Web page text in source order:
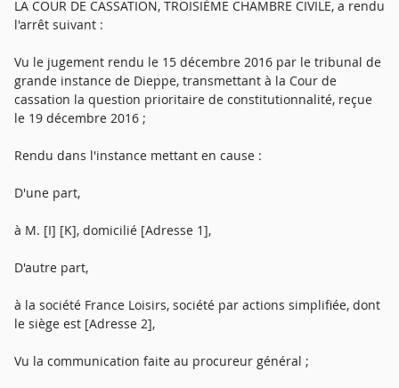
LA COUR DE CASSATION, TROISIÈME CHAMBRE CIVILE, a rendu
l'arrêt suivant :
Vu le jugement rendu le 15 décembre 2016 par le tribunal de
grande instance de Dieppe, transmettant à la Cour de
cassation la question prioritaire de constitutionnalité, reçue
le 19 décembre 2016 ;
Rendu dans l'instance mettant en cause :
D'une part,
à M. [I] [K], domicilié [Adresse 1],
D'autre part,
à la société France Loisirs, société par actions simplifiée, dont
le siège est [Adresse 2],
Vu la communication faite au procureur général ;